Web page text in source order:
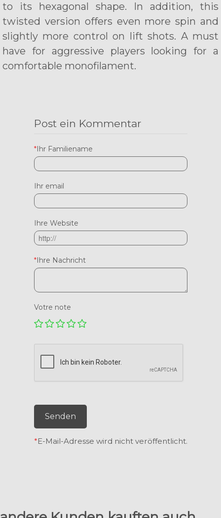
to its hexagonal shape. In addition, this
twisted version offers even more spin and
slightly more control on lift shots. A must
have for aggressive players looking for a
comfortable monofilament.
Post ein Kommentar
*Ihr Familiename
Ihr email
Ihre Website
*Ihre Nachricht
Votre note
Senden
*E-Mail-Adresse wird nicht veröffentlicht.